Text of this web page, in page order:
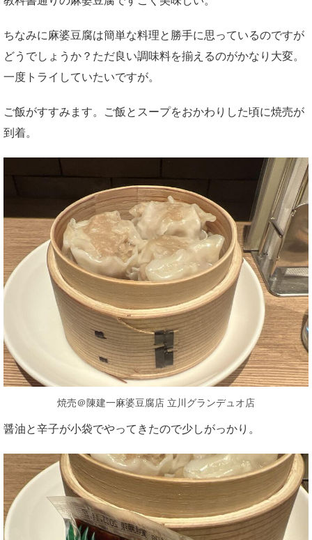
ちなみに麻婆豆腐は簡単な料理と勝手に思っているのですが
どうでしょうか？ただ良い調味料を揃えるのがかなり大変。
一度トライしていたいですが。
ご飯がすすみます。ご飯とスープをおかわりした頃に焼売が
到着。
焼売＠陳建一麻婆豆腐店 立川グランデュオ店
醤油と辛子が小袋でやってきたので少しがっかり。